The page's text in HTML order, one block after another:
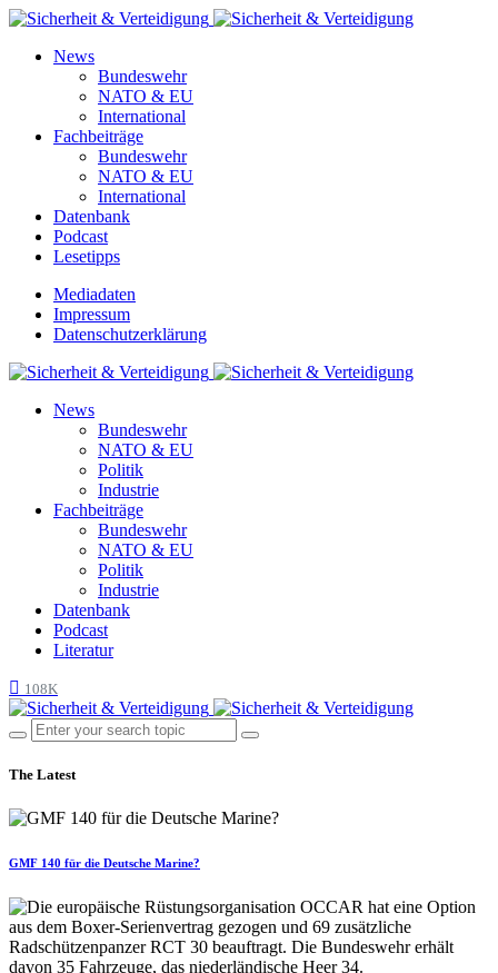
News
Bundeswehr
NATO & EU
International
Fachbeiträge
Bundeswehr
NATO & EU
International
Datenbank
Podcast
Lesetipps
Mediadaten
Impressum
Datenschutzerklärung
News
Bundeswehr
NATO & EU
Politik
Industrie
Fachbeiträge
Bundeswehr
NATO & EU
Politik
Industrie
Datenbank
Podcast
Literatur
108K
The Latest
GMF 140 für die Deutsche Marine?